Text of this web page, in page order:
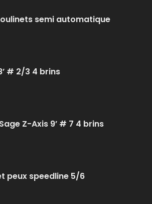
semi automatique
# 2/3 4 brins
Z-Axis 9’ # 7 4 brins
peux speedline 5/6